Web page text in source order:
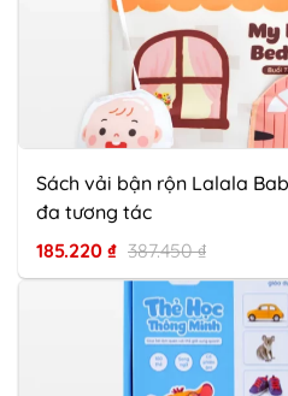
Sách vải bận rộn Lalala
đa tương tác
185.220 ₫ 387.450 ₫